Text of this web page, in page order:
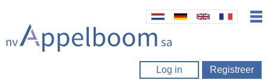
Log in Registreer